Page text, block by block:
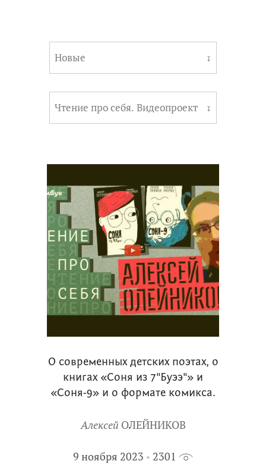
Новые ↧
Чтение про себя. Видеопроект ↧
О современных детских поэтах, о
книгах «Соня из 7"Буээ"» и
«Соня-9» и о формате комикса.
Алексей ОЛЕЙНИКОВ
9 ноября 2023 2301